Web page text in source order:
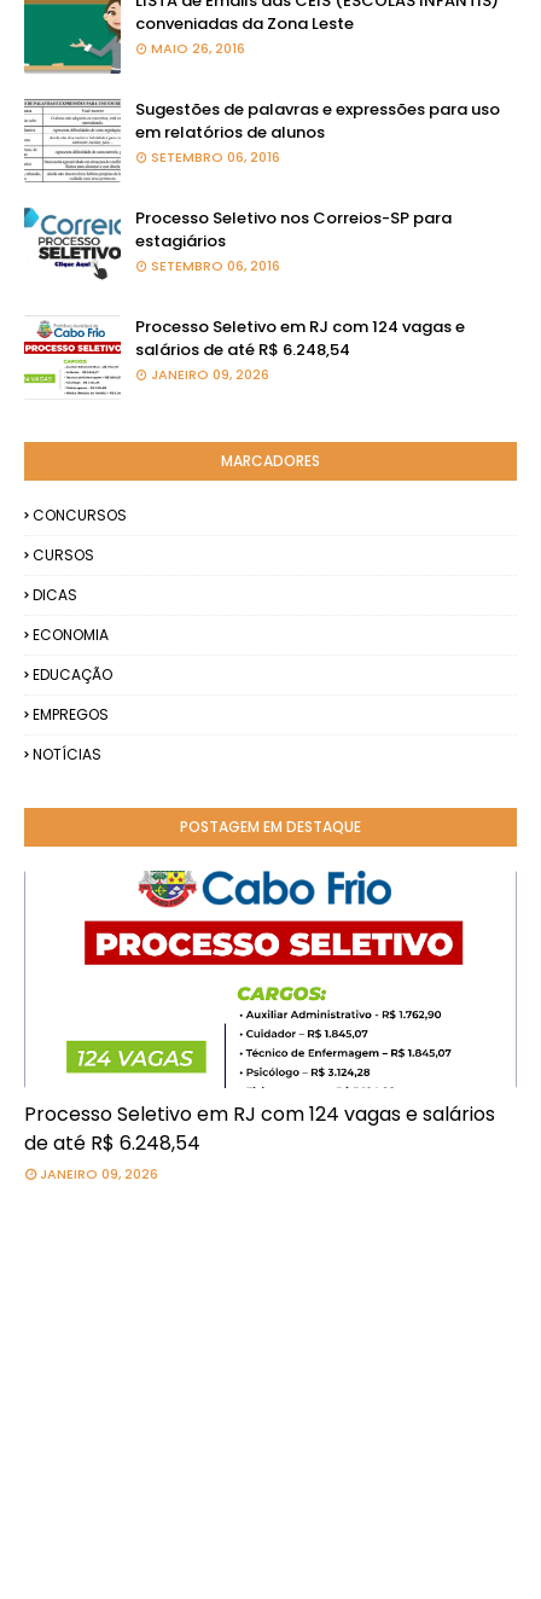
conveniadas da Zona Leste
MAIO 26, 2016
Sugestões de palavras e expressões para uso
em relatórios de alunos
SETEMBRO 06, 2016
Processo Seletivo nos Correios-SP para
estagiários
SETEMBRO 06, 2016
Processo Seletivo em RJ com 124 vagas e
salários de até R$ 6.248,54
JANEIRO 09, 2026
MARCADORES
CONCURSOS
CURSOS
DICAS
ECONOMIA
EDUCAÇÃO
EMPREGOS
NOTÍCIAS
POSTAGEM EM DESTAQUE
Processo Seletivo em RJ com 124 vagas e salários
de até R$ 6.248,54
JANEIRO 09, 2026